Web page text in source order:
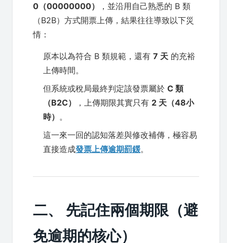
0（00000000）
，並沿用自己熟悉的 B 類
（B2B）方式開票上傳，結果往往導致以下災
情：
原本以為符合 B 類規範，還有 7 天 的充裕
上傳時間。
但系統或稅局最終判定該發票屬於 C 類
（B2C）
，上傳期限其實只有 2 天（48小
時） 。
這一來一回的認知落差與修改補傳，極容易
直接造成發票上傳逾期罰鍰。
二、 先記住兩個期限（避
免逾期的核心）